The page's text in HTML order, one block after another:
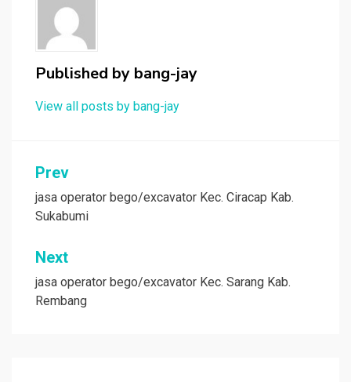
Published by bang-jay
View all posts by bang-jay
Post
navigation
Prev
jasa operator bego/excavator Kec. Ciracap Kab.
Sukabumi
Next
jasa operator bego/excavator Kec. Sarang Kab.
Rembang